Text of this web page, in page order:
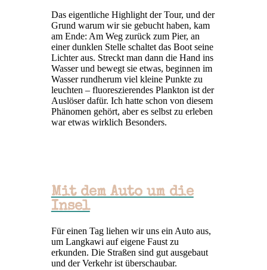
Das eigentliche Highlight der Tour, und der
Grund warum wir sie gebucht haben, kam
am Ende: Am Weg zurück zum Pier, an
einer dunklen Stelle schaltet das Boot seine
Lichter aus. Streckt man dann die Hand ins
Wasser und bewegt sie etwas, beginnen im
Wasser rundherum viel kleine Punkte zu
leuchten – fluoreszierendes Plankton ist der
Auslöser dafür. Ich hatte schon von diesem
Phänomen gehört, aber es selbst zu erleben
war etwas wirklich Besonders.
Mit dem Auto um die
Insel
Für einen Tag liehen wir uns ein Auto aus,
um Langkawi auf eigene Faust zu
erkunden. Die Straßen sind gut ausgebaut
und der Verkehr ist überschaubar.